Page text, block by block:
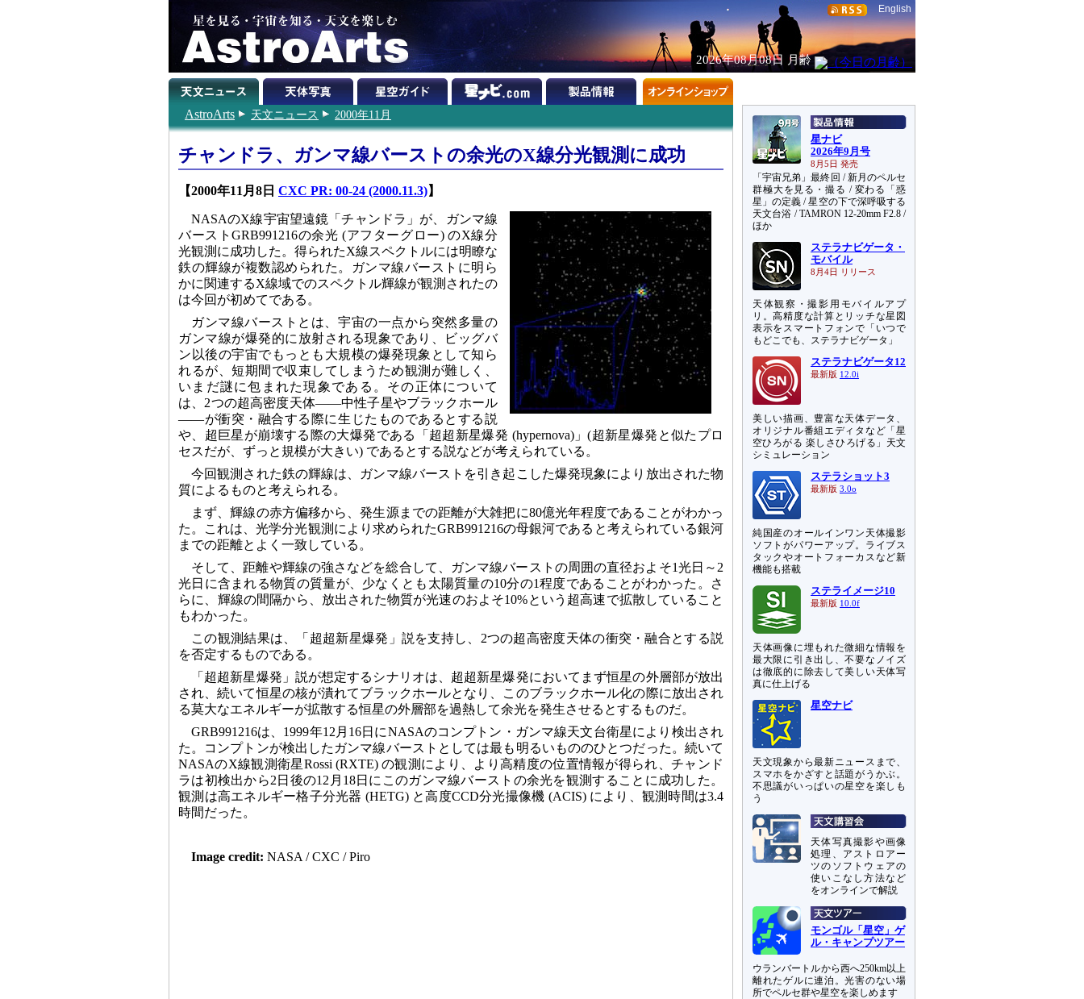
English
2026年08月08日 月齢
AstroArts 天文ニュース 2000年11月
チャンドラ、ガンマ線バーストの余光のX線分光観測に成功
【2000年11月8日 CXC PR: 00-24 (2000.11.3)】
NASAのX線宇宙望遠鏡「チャンドラ」が、ガンマ線
バーストGRB991216の余光 (アフターグロー) のX線分
光観測に成功した。得られたX線スペクトルには明瞭な
鉄の輝線が複数認められた。ガンマ線バーストに明ら
かに関連するX線域でのスペクトル輝線が観測されたの
は今回が初めてである。
ガンマ線バーストとは、宇宙の一点から突然多量の
ガンマ線が爆発的に放射される現象であり、ビッグバ
ン以後の宇宙でもっとも大規模の爆発現象として知ら
れるが、短期間で収束してしまうため観測が難しく、
いまだ謎に包まれた現象である。その正体について
は、2つの超高密度天体――中性子星やブラックホール
――が衝突・融合する際に生じたものであるとする説
や、超巨星が崩壊する際の大爆発である「超超新星爆発 (hypernova)」(超新星爆発と似たプロ
セスだが、ずっと規模が大きい) であるとする説などが考えられている。
今回観測された鉄の輝線は、ガンマ線バーストを引き起こした爆発現象により放出された物
質によるものと考えられる。
まず、輝線の赤方偏移から、発生源までの距離が大雑把に80億光年程度であることがわかっ
た。これは、光学分光観測により求められたGRB991216の母銀河であると考えられている銀河
までの距離とよく一致している。
そして、距離や輝線の強さなどを総合して、ガンマ線バーストの周囲の直径およそ1光日～2
光日に含まれる物質の質量が、少なくとも太陽質量の10分の1程度であることがわかった。さ
らに、輝線の間隔から、放出された物質が光速のおよそ10%という超高速で拡散していること
もわかった。
この観測結果は、「超超新星爆発」説を支持し、2つの超高密度天体の衝突・融合とする説
を否定するものである。
「超超新星爆発」説が想定するシナリオは、超超新星爆発においてまず恒星の外層部が放出
され、続いて恒星の核が潰れてブラックホールとなり、このブラックホール化の際に放出され
る莫大なエネルギーが拡散する恒星の外層部を過熱して余光を発生させるとするものだ。
GRB991216は、1999年12月16日にNASAのコンプトン・ガンマ線天文台衛星により検出され
た。コンプトンが検出したガンマ線バーストとしては最も明るいもののひとつだった。続いて
NASAのX線観測衛星Rossi (RXTE) の観測により、より高精度の位置情報が得られ、チャンド
ラは初検出から2日後の12月18日にこのガンマ線バーストの余光を観測することに成功した。
観測は高エネルギー格子分光器 (HETG) と高度CCD分光撮像機 (ACIS) により、観測時間は3.4
時間だった。
Image credit: NASA / CXC / Piro
星ナビ
2026年9月号
8月5日 発売
「宇宙兄弟」最終回 / 新月のペルセ
群極大を見る・撮る / 変わる「惑
星」の定義 / 星空の下で深呼吸する
天文台浴 / TAMRON 12-20mm F2.8 /
ほか
ステラナビゲータ・
モバイル
8月4日 リリース
天体観察・撮影用モバイルアプ
リ。高精度な計算とリッチな星図
表示をスマートフォンで「いつで
もどこでも、ステラナビゲータ」
ステラナビゲータ12
最新版 12.0i
美しい描画、豊富な天体データ、
オリジナル番組エディタなど「星
空ひろがる 楽しさひろげる」天文
シミュレーション
ステラショット3
最新版 3.0o
純国産のオールインワン天体撮影
ソフトがパワーアップ。ライブス
タックやオートフォーカスなど新
機能も搭載
ステライメージ10
最新版 10.0f
天体画像に埋もれた微細な情報を
最大限に引き出し、不要なノイズ
は徹底的に除去して美しい天体写
真に仕上げる
星空ナビ
天文現象から最新ニュースまで、
スマホをかざすと話題がうかぶ。
不思議がいっぱいの星空を楽しも
う
天体写真撮影や画像
処理、アストロアー
ツのソフトウェアの
使いこなし方法など
をオンラインで解説
モンゴル「星空」ゲ
ル・キャンプツアー
ウランバートルから西へ250km以上
離れたゲルに連泊。光害のない場
所でペルセ群や星空を楽しめます